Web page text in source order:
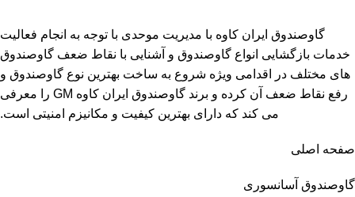
گاوصندوق ایران کاوه با مدیریت موحدی با توجه به انجام فعالیت
خدمات بازگشایی انواع گاوصندوق و آشنایی با نقاط ضعف گاوصندوق
های مختلف در اقدامی ویژه شروع به ساخت بهترین نوع گاوصندوق و
رفع نقاط ضعف آن کرده و برند گاوصندوق ایران کاوه GM را معرفی
می کند که دارای بهترین کیفیت و مکانیزم امنیتی است.
صفحه اصلی
گاوصندوق آسانسوری